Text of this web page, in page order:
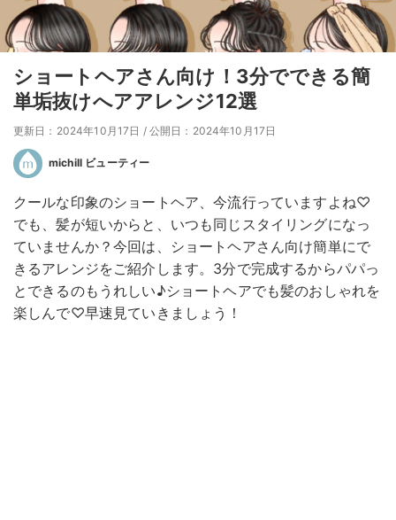
ショートヘアさん向け！3分でできる簡
単垢抜けへアアレンジ12選
更新日：2024年10月17日 / 公開日：2024年10月17日
michill ビューティー
クールな印象のショートヘア、今流行っていますよね♡
でも、髪が短いからと、いつも同じスタイリングになっ
ていませんか？今回は、ショートヘアさん向け簡単にで
きるアレンジをご紹介します。3分で完成するからパパっ
とできるのもうれしい♪ショートヘアでも髪のおしゃれを
楽しんで♡早速見ていきましょう！